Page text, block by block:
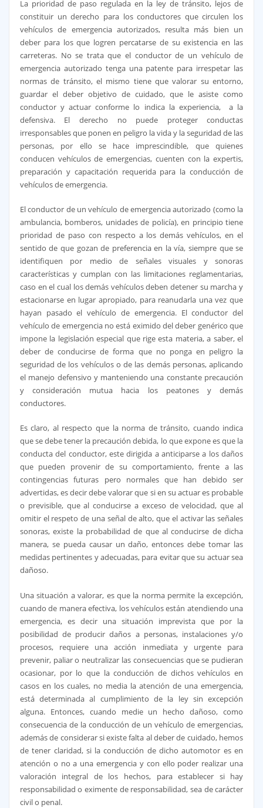
La prioridad de paso regulada en la ley de tránsito, lejos de
constituir un derecho para los conductores que circulen los
vehículos de emergencia autorizados, resulta más bien un
deber para los que logren percatarse de su existencia en las
carreteras. No se trata que el conductor de un vehículo de
emergencia autorizado tenga una patente para irrespetar las
normas de tránsito, el mismo tiene que valorar su entorno,
guardar el deber objetivo de cuidado, que le asiste como
conductor y actuar conforme lo indica la experiencia, a la
defensiva. El derecho no puede proteger conductas
irresponsables que ponen en peligro la vida y la seguridad de las
personas, por ello se hace imprescindible, que quienes
conducen vehículos de emergencias, cuenten con la expertis,
preparación y capacitación requerida para la conducción de
vehículos de emergencia.
El conductor de un vehículo de emergencia autorizado (como la
ambulancia, bomberos, unidades de policía), en principio tiene
prioridad de paso con respecto a los demás vehículos, en el
sentido de que gozan de preferencia en la vía, siempre que se
identifiquen por medio de señales visuales y sonoras
características y cumplan con las limitaciones reglamentarias,
caso en el cual los demás vehículos deben detener su marcha y
estacionarse en lugar apropiado, para reanudarla una vez que
hayan pasado el vehículo de emergencia. El conductor del
vehículo de emergencia no está eximido del deber genérico que
impone la legislación especial que rige esta materia, a saber, el
deber de conducirse de forma que no ponga en peligro la
seguridad de los vehículos o de las demás personas, aplicando
el manejo defensivo y manteniendo una constante precaución
y consideración mutua hacia los peatones y demás
conductores.
Es claro, al respecto que la norma de tránsito, cuando indica
que se debe tener la precaución debida, lo que expone es que la
conducta del conductor, este dirigida a anticiparse a los daños
que pueden provenir de su comportamiento, frente a las
contingencias futuras pero normales que han debido ser
advertidas, es decir debe valorar que si en su actuar es probable
o previsible, que al conducirse a exceso de velocidad, que al
omitir el respeto de una señal de alto, que el activar las señales
sonoras, existe la probabilidad de que al conducirse de dicha
manera, se pueda causar un daño, entonces debe tomar las
medidas pertinentes y adecuadas, para evitar que su actuar sea
dañoso.
Una situación a valorar, es que la norma permite la excepción,
cuando de manera efectiva, los vehículos están atendiendo una
emergencia, es decir una situación imprevista que por la
posibilidad de producir daños a personas, instalaciones y/o
procesos, requiere una acción inmediata y urgente para
prevenir, paliar o neutralizar las consecuencias que se pudieran
ocasionar, por lo que la conducción de dichos vehículos en
casos en los cuales, no media la atención de una emergencia,
está determinada al cumplimiento de la ley sin excepción
alguna. Entonces, cuando medie un hecho dañoso, como
consecuencia de la conducción de un vehículo de emergencias,
además de considerar si existe falta al deber de cuidado, hemos
de tener claridad, si la conducción de dicho automotor es en
atención o no a una emergencia y con ello poder realizar una
valoración integral de los hechos, para establecer si hay
responsabilidad o eximente de responsabilidad, sea de carácter
civil o penal.